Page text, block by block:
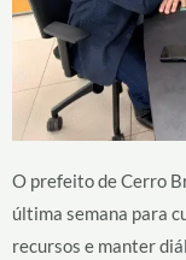
O prefeito de Cerro
última semana para
recursos e manter